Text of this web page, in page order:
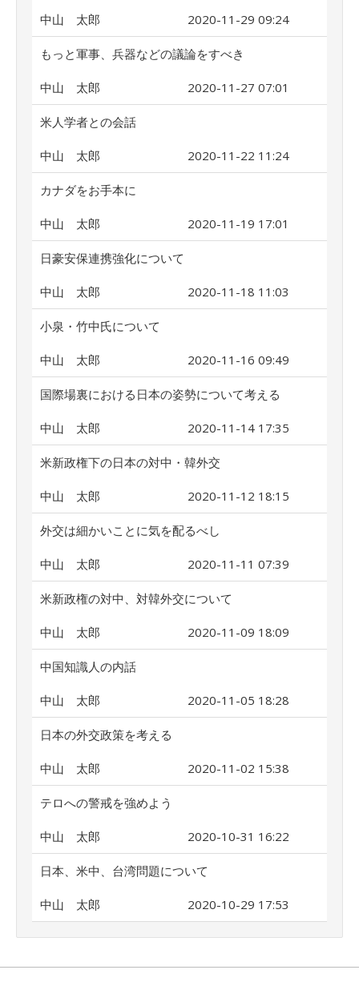
中山 太郎 2020-11-29 09:24
もっと軍事、兵器などの議論をすべき
中山 太郎 2020-11-27 07:01
米人学者との会話
中山 太郎 2020-11-22 11:24
カナダをお手本に
中山 太郎 2020-11-19 17:01
日豪安保連携強化について
中山 太郎 2020-11-18 11:03
小泉・竹中氏について
中山 太郎 2020-11-16 09:49
国際場裏における日本の姿勢について考える
中山 太郎 2020-11-14 17:35
米新政権下の日本の対中・韓外交
中山 太郎 2020-11-12 18:15
外交は細かいことに気を配るべし
中山 太郎 2020-11-11 07:39
米新政権の対中、対韓外交について
中山 太郎 2020-11-09 18:09
中国知識人の内話
中山 太郎 2020-11-05 18:28
日本の外交政策を考える
中山 太郎 2020-11-02 15:38
テロへの警戒を強めよう
中山 太郎 2020-10-31 16:22
日本、米中、台湾問題について
中山 太郎 2020-10-29 17:53